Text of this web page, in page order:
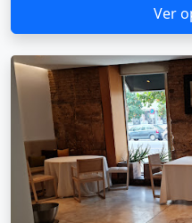
Ver